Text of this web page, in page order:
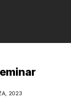
2023